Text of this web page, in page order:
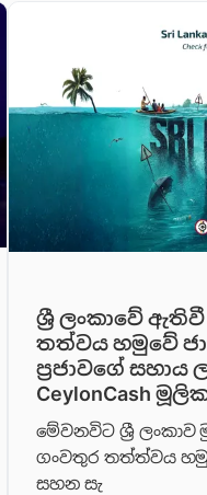
ශ්‍රී ලංකාවේ
තත්වය හමුවේ
ප්‍රජාවගේ සහාය
CeylonCash
මේවනවිට ශ්‍රී
ගංවතුර තත්ත්වය
සහන සැ